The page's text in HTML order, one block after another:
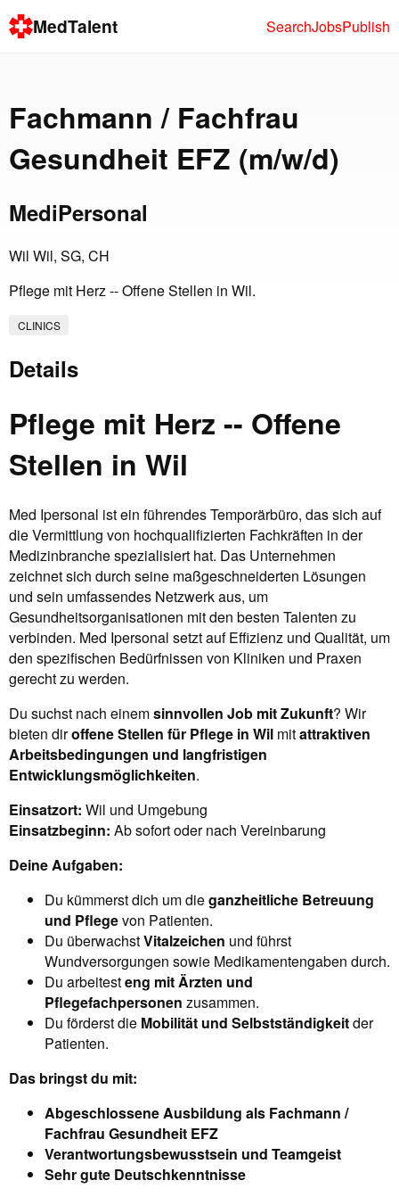
MedTalent SearchJobsPublish
Fachmann / Fachfrau
Gesundheit EFZ (m/w/d)
MediPersonal
Wil Wil, SG, CH
Pflege mit Herz -- Offene Stellen in Wil.
CLINICS
Details
Pflege mit Herz -- Offene
Stellen in Wil
Med Ipersonal ist ein führendes Temporärbüro, das sich auf
die Vermittlung von hochqualifizierten Fachkräften in der
Medizinbranche spezialisiert hat. Das Unternehmen
zeichnet sich durch seine maßgeschneiderten Lösungen
und sein umfassendes Netzwerk aus, um
Gesundheitsorganisationen mit den besten Talenten zu
verbinden. Med Ipersonal setzt auf Effizienz und Qualität, um
den spezifischen Bedürfnissen von Kliniken und Praxen
gerecht zu werden.
Du suchst nach einemsinnvollen Job mit Zukunft? Wir
bieten diroffene Stellen für Pflege in Wil mitattraktiven
Arbeitsbedingungen und langfristigen
Entwicklungsmöglichkeiten.
Einsatzort: Wil und Umgebung
Einsatzbeginn: Ab sofort oder nach Vereinbarung
Deine Aufgaben:
Du kümmerst dich um dieganzheitliche Betreuung
und Pflegevon Patienten.
Du überwachstVitalzeichen und führst
Wundversorgungen sowie Medikamentengaben durch.
Du arbeitesteng mit Ärzten und
Pflegefachpersonen zusammen.
Du förderst die Mobilität und Selbstständigkeitder
Patienten.
Das bringst du mit:
Abgeschlossene Ausbildung als Fachmann /
Fachfrau Gesundheit EFZ
Verantwortungsbewusstsein und Teamgeist
Sehr gute Deutschkenntnisse